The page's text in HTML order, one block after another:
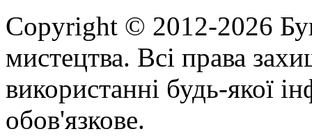
Copyright © 2012-2026
мистецтва. Всі права
використанні будь-якої
обов'язкове.